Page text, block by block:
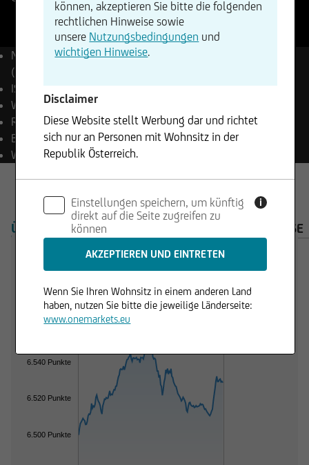
Name
EURO STOXX 50®
(Price) Index (EUR)
ISIN
EU0009658145
WKN
965814
Reuters .STOXX50E
Bloomberg SX5E Index
Währung EUR
ÜBERSICHT PRODUKTE WICHTIGE HINWEISE
6.500 Punkte
6.520 Punkte
6.540 Punkte
6.560 Punkte
können, akzeptieren Sie bitte die folgenden
rechtlichen Hinweise sowie
unsere Nutzungsbedingungen und
wichtigen Hinweise.
Disclaimer
Diese Website stellt Werbung dar und richtet
sich nur an Personen mit Wohnsitz in der
Republik Österreich.
Angebot noch eine Aufforderung zum Kauf oder
Verkauf von Wertpapieren dar und dürfen nicht
in Rechtsordnungen genutzt werden, in denen
dies unzulässig ist.
Einstellungen speichern, um künftig
direkt auf die Seite zugreifen zu
können
i
Wenn Sie Ihren Wohnsitz in einem anderen Land
haben, nutzen Sie bitte die jeweilige Länderseite:
www.onemarkets.eu